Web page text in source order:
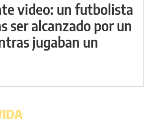
video: un futbolista
ser alcanzado por un
jugaban un